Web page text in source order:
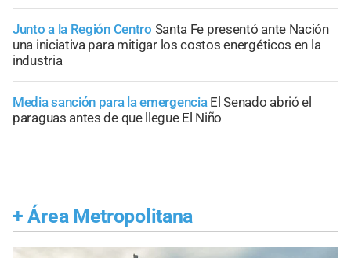
Junto a la Región Centro Santa Fe presentó ante Nación
una iniciativa para mitigar los costos energéticos en la
industria
Media sanción para la emergencia El Senado abrió el
paraguas antes de que llegue El Niño
+ Área Metropolitana